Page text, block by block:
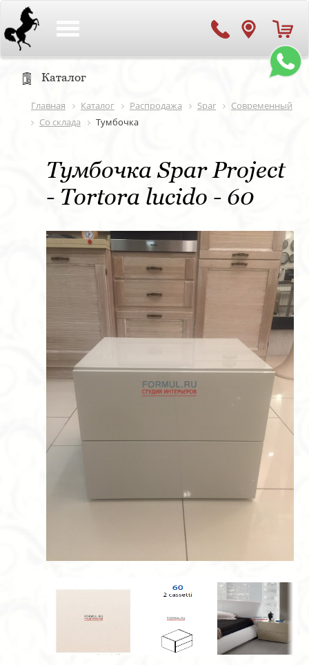
Каталог
Главная Каталог Распродажа Spar
Современный
Со склада
Тумбочка
Тумбочка Spar Project
- Tortora lucido - 60